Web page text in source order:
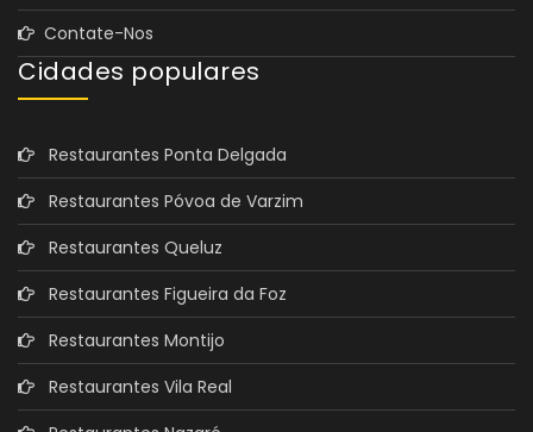
Contate-Nos
Cidades populares
Restaurantes Ponta Delgada
Restaurantes Póvoa de Varzim
Restaurantes Queluz
Restaurantes Figueira da Foz
Restaurantes Montijo
Restaurantes Vila Real